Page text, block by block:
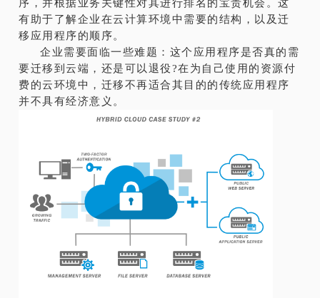
序，并根据业务关键性对其进行排名的宝贵机会。这
有助于了解企业在云计算环境中需要的结构，以及迁
移应用程序的顺序。
企业需要面临一些难题：这个应用程序是否真的需
要迁移到云端，还是可以退役?在为自己使用的资源付
费的云环境中，迁移不再适合其目的的传统应用程序
并不具有经济意义。